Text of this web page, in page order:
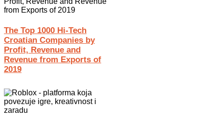
The Top 1000 Hi-Tech
Croatian Companies by
Profit, Revenue and
Revenue from Exports of
2019